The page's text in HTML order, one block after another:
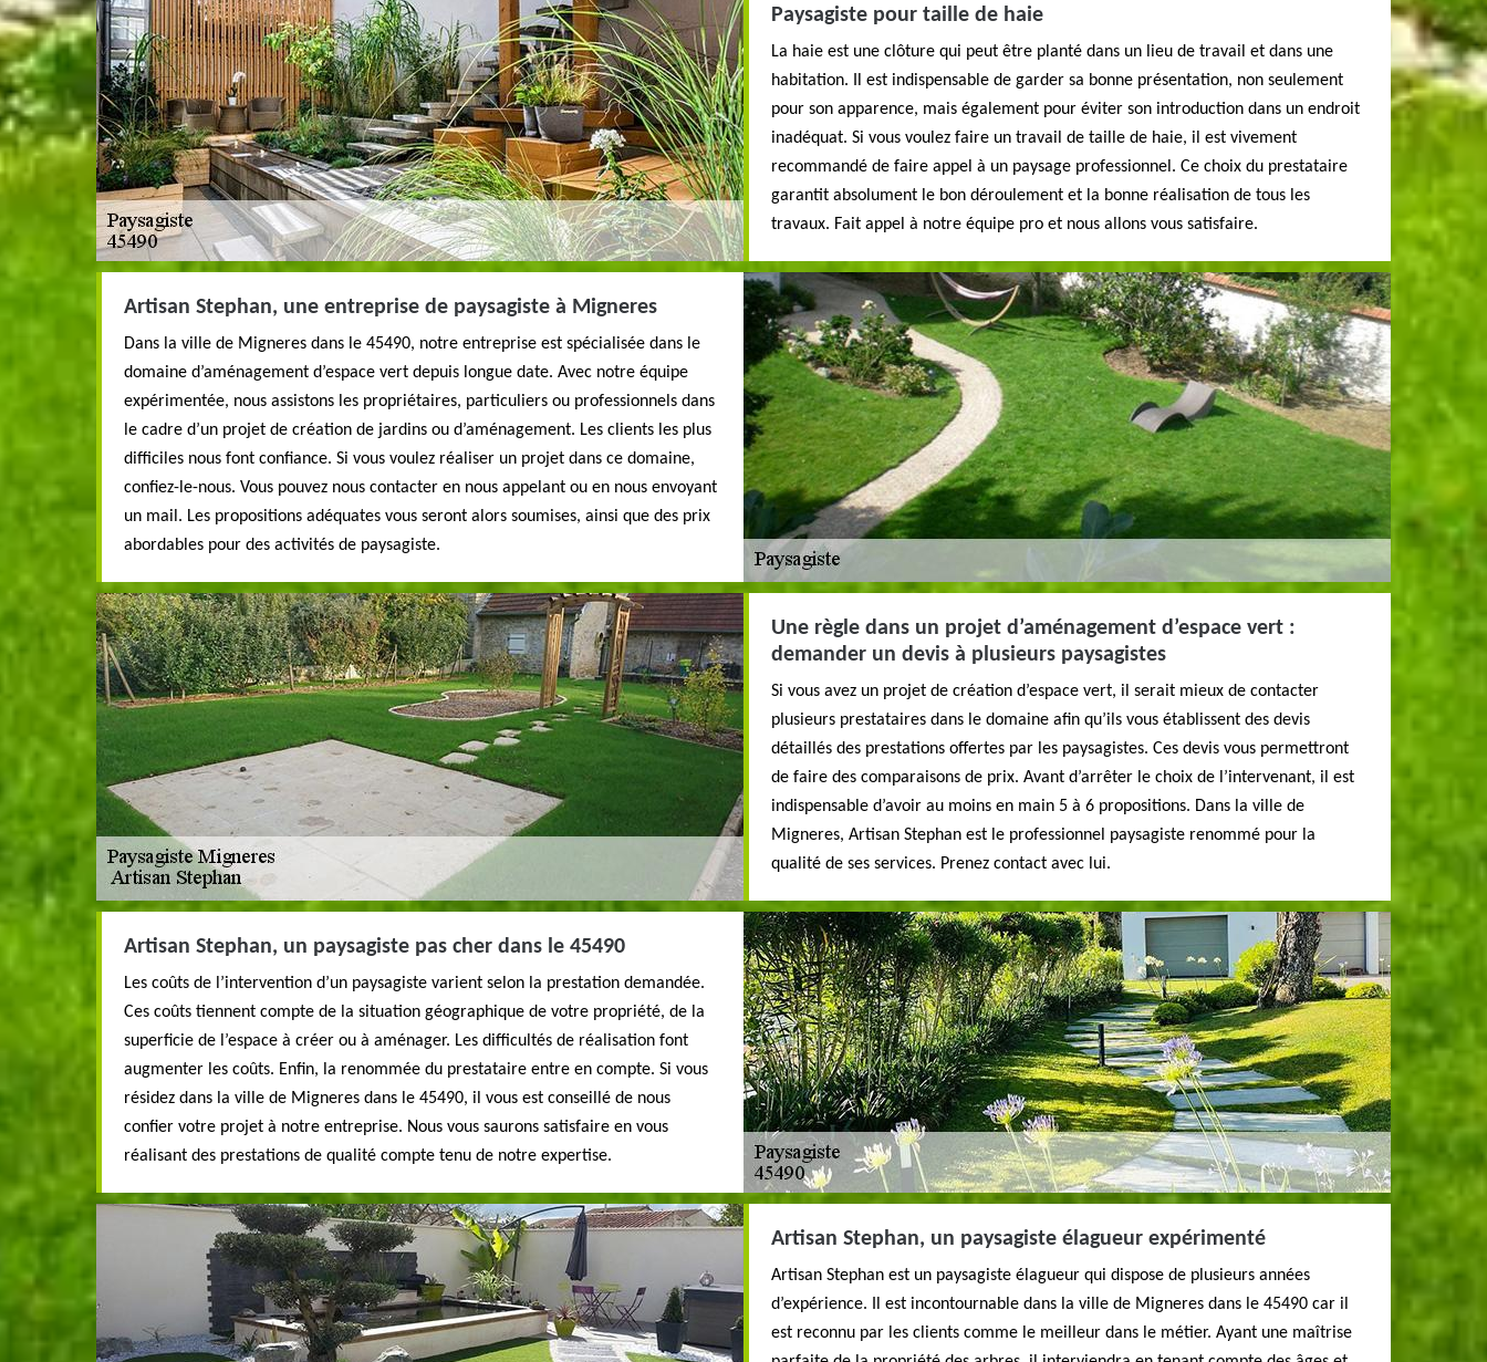
Paysagiste pour taille de haie
La haie est une clôture qui peut être planté dans un lieu de travail et dans une
habitation. Il est indispensable de garder sa bonne présentation, non seulement
pour son apparence, mais également pour éviter son introduction dans un endroit
inadéquat. Si vous voulez faire un travail de taille de haie, il est vivement
recommandé de faire appel à un paysage professionnel. Ce choix du prestataire
garantit absolument le bon déroulement et la bonne réalisation de tous les
travaux. Fait appel à notre équipe pro et nous allons vous satisfaire.
Artisan Stephan, une entreprise de paysagiste à Migneres
Dans la ville de Migneres dans le 45490, notre entreprise est spécialisée dans le
domaine d’aménagement d’espace vert depuis longue date. Avec notre équipe
expérimentée, nous assistons les propriétaires, particuliers ou professionnels dans
le cadre d’un projet de création de jardins ou d’aménagement. Les clients les plus
difficiles nous font confiance. Si vous voulez réaliser un projet dans ce domaine,
confiez-le-nous. Vous pouvez nous contacter en nous appelant ou en nous envoyant
un mail. Les propositions adéquates vous seront alors soumises, ainsi que des prix
abordables pour des activités de paysagiste.
Une règle dans un projet d’aménagement d’espace vert :
demander un devis à plusieurs paysagistes
Si vous avez un projet de création d’espace vert, il serait mieux de contacter
plusieurs prestataires dans le domaine afin qu’ils vous établissent des devis
détaillés des prestations offertes par les paysagistes. Ces devis vous permettront
de faire des comparaisons de prix. Avant d’arrêter le choix de l’intervenant, il est
indispensable d’avoir au moins en main 5 à 6 propositions. Dans la ville de
Migneres, Artisan Stephan est le professionnel paysagiste renommé pour la
qualité de ses services. Prenez contact avec lui.
Artisan Stephan, un paysagiste pas cher dans le 45490
Les coûts de l’intervention d’un paysagiste varient selon la prestation demandée.
Ces coûts tiennent compte de la situation géographique de votre propriété, de la
superficie de l’espace à créer ou à aménager. Les difficultés de réalisation font
augmenter les coûts. Enfin, la renommée du prestataire entre en compte. Si vous
résidez dans la ville de Migneres dans le 45490, il vous est conseillé de nous
confier votre projet à notre entreprise. Nous vous saurons satisfaire en vous
réalisant des prestations de qualité compte tenu de notre expertise.
Artisan Stephan, un paysagiste élagueur expérimenté
Artisan Stephan est un paysagiste élagueur qui dispose de plusieurs années
d’expérience. Il est incontournable dans la ville de Migneres dans le 45490 car il
est reconnu par les clients comme le meilleur dans le métier. Ayant une maîtrise